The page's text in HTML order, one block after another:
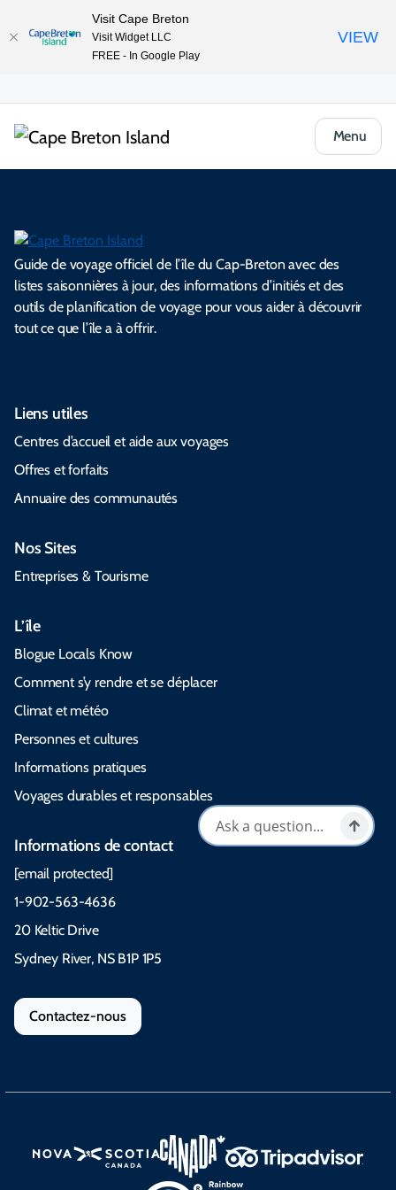
Menu
Guide de voyage officiel de l’île du Cap-Breton avec des
listes saisonnières à jour, des informations d’initiés et des
outils de planification de voyage pour vous aider à découvrir
tout ce que l’île a à offrir.
Liens utiles
Centres d’accueil et aide aux voyages
Offres et forfaits
Annuaire des communautés
Nos Sites
Entreprises & Tourisme
L’île
Blogue Locals Know
Comment s’y rendre et se déplacer
Climat et météo
Personnes et cultures
Informations pratiques
Voyages durables et responsables
Informations de contact
[email protected]
1-902-563-4636
20 Keltic Drive
Sydney River, NS B1P 1P5
Contactez-nous
Visit Cape Breton
Visit Widget LLC
FREE - In Google Play
VIEW